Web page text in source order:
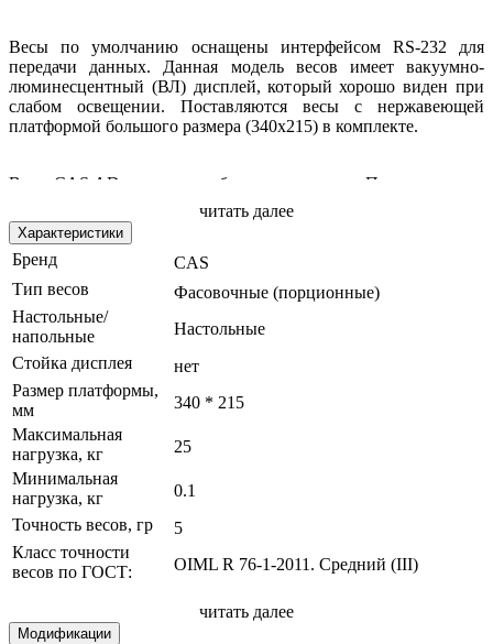
Весы по умолчанию оснащены интерфейсом RS-232 для
передачи данных. Данная модель весов имеет вакуумно-
люминесцентный (ВЛ) дисплей, который хорошо виден при
слабом освещении. Поставляются весы с нержавеющей
платформой большого размера (340х215) в комплекте.
Весы CAS AD – это весы общего назначения. Применяются в
дозировку порций.
Данная модель: 25кг / 5гр / 340x215
Модификация весов:
- 2,5кг / 0,5гр / 340x215;
- 5кг / 1гр / 340x215;
- 10кг / 2гр / 340x215;
- 25кг / 5гр / 340x215
Ваши выгоды от использования
Усреднение показаний - Взвешивание нестабильных
грузов, можно взвешивать емкости с жидкостью и
Простое взвешивание;
Выборка массы тары;
читать далее
Характеристики
Бренд
CAS
Тип весов
Фасовочные (порционные)
Настольные/
напольные
Настольные
Стойка дисплея
нет
Размер платформы,
мм
340 * 215
Максимальная
нагрузка, кг
25
Минимальная
нагрузка, кг
0.1
Точность весов, гр
5
Класс точности
весов по ГОСТ:
OIML R 76-1-2011. Средний (III)
Количество
читать далее
Модификации